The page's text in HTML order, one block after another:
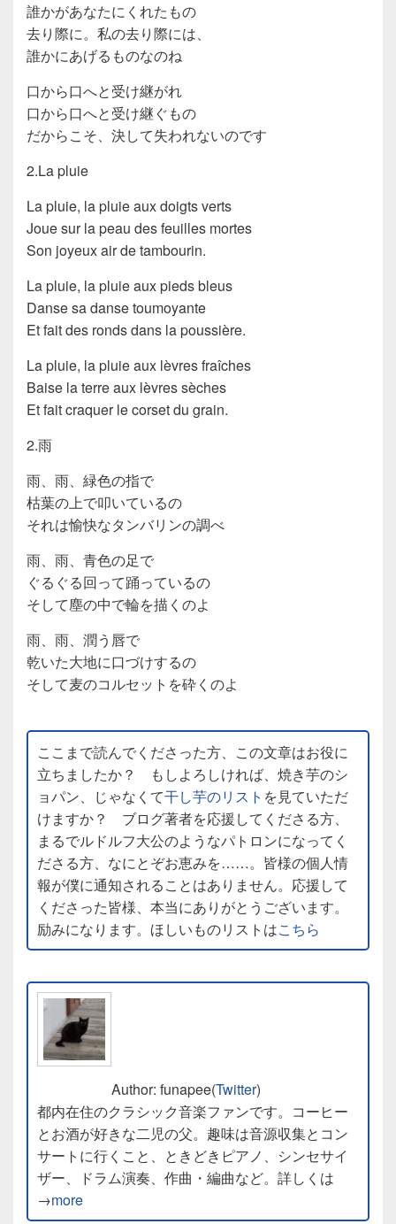
誰かがあなたにくれたもの
去り際に。私の去り際には、
誰かにあげるものなのね
口から口へと受け継がれ
口から口へと受け継ぐもの
だからこそ、決して失われないのです
2.La pluie
La pluie, la pluie aux doigts verts
Joue sur la peau des feuilles mortes
Son joyeux air de tambourin.
La pluie, la pluie aux pieds bleus
Danse sa danse toumoyante
Et fait des ronds dans la poussière.
La pluie, la pluie aux lèvres fraîches
Baise la terre aux lèvres sèches
Et fait craquer le corset du grain.
2.雨
雨、雨、緑色の指で
枯葉の上で叩いているの
それは愉快なタンバリンの調べ
雨、雨、青色の足で
ぐるぐる回って踊っているの
そして塵の中で輪を描くのよ
雨、雨、潤う唇で
乾いた大地に口づけするの
そして麦のコルセットを砕くのよ
ここまで読んでくださった方、この文章はお役に
立ちましたか？ もしよろしければ、焼き芋のシ
ョパン、じゃなくて干し芋のリスト を見ていただ
けますか？ ブログ著者を応援してくださる方、
まるでルドルフ大公のようなパトロンになってく
ださる方、なにとぞお恵みを……。皆様の個人情
報が僕に通知されることはありません。応援して
くださった皆様、本当にありがとうございます。
励みになります。ほしいものリストはこちら
Author: funapee(Twitter)
都内在住のクラシック音楽ファンです。コーヒー
とお酒が好きな二児の父。趣味は音源収集とコン
サートに行くこと、ときどきピアノ、シンセサイ
ザー、ドラム演奏、作曲・編曲など。詳しくは
→more